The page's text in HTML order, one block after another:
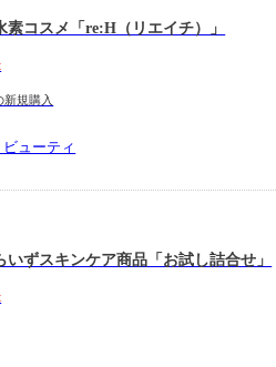
素コスメ「re:H（リエイチ）」
新規購入
ューティ
いずスキンケア商品「お試し詰合せ」